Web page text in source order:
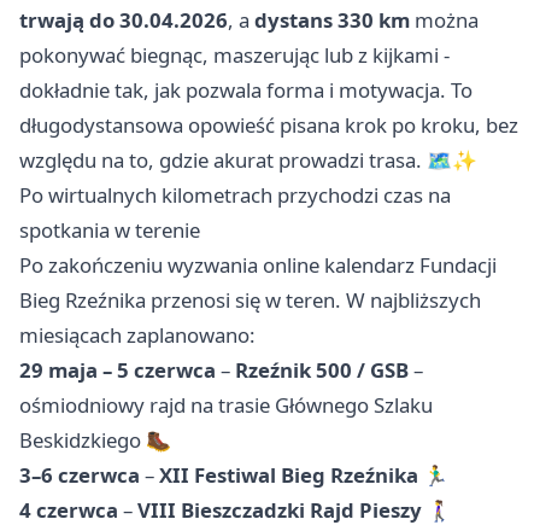
trwają do 30.04.2026, a dystans 330 km można
pokonywać biegnąc, maszerując lub z kijkami -
dokładnie tak, jak pozwala forma i motywacja. To
długodystansowa opowieść pisana krok po kroku, bez
względu na to, gdzie akurat prowadzi trasa. 🗺️✨
Po wirtualnych kilometrach przychodzi czas na
spotkania w terenie
Po zakończeniu wyzwania online kalendarz Fundacji
Bieg Rzeźnika przenosi się w teren. W najbliższych
miesiącach zaplanowano:
29 maja – 5 czerwca – Rzeźnik 500 / GSB–
ośmiodniowy rajd na trasie Głównego Szlaku
Beskidzkiego 🥾
3–6 czerwca –XII Festiwal Bieg Rzeźnika 🏃‍♂️
4 czerwca –VIII Bieszczadzki Rajd Pieszy 🚶‍♀️